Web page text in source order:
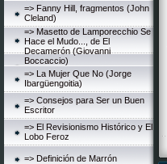
=> Fanny Hill, fragmentos (John
Cleland)
=> Masetto de Lamporecchio Se
Hace el Mudo..., de El
Decamerón (Giovanni
Boccaccio)
=> La Mujer Que No (Jorge
Ibargüengoitia)
=> Consejos para Ser un Buen
Escritor
=> El Revisionismo Histórico y El
Lobo Feroz
=> Definición de Marrón